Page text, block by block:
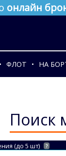
онлайн
ФЛОТ НА
Поиск
(до 5 шт) ?